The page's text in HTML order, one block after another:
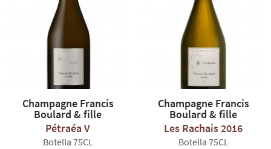
Champagne Francis
Boulard & fille
Pétraéa V
Botella 75CL
Champagne Francis
Boulard & fille
Les Rachais 2016
Botella 75CL